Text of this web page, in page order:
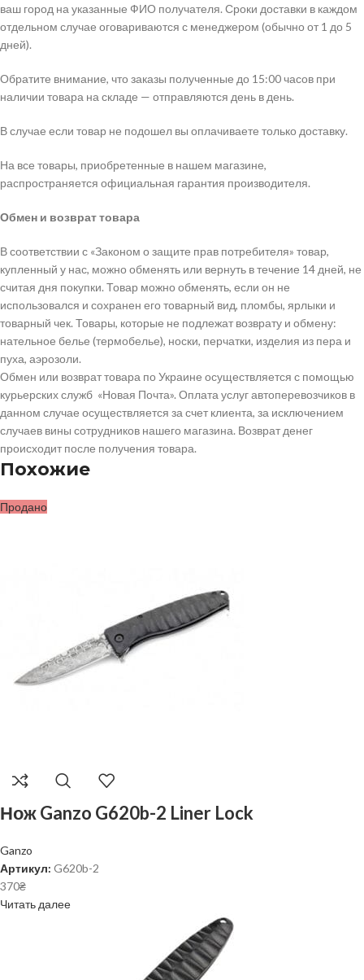
ваш город на указанные ФИО получателя. Сроки доставки в каждом
отдельном случае оговариваются с менеджером (обычно от 1 до 5
дней).
Обратите внимание, что заказы полученные до 15:00 часов при
наличии товара на складе — отправляются день в день.
В случае если товар не подошел вы оплачиваете только доставку.
На все товары, приобретенные в нашем магазине,
распространяется официальная гарантия производителя.
Обмен и возврат товара
В соответствии с «Законом о защите прав потребителя» товар,
купленный у нас, можно обменять или вернуть в течение 14 дней, не
считая дня покупки. Товар можно обменять, если он не
использовался и сохранен его товарный вид, пломбы, ярлыки и
товарный чек. Товары, которые не подлежат возврату и обмену:
нательное белье (термобелье), носки, перчатки, изделия из пера и
пуха, аэрозоли.
Обмен или возврат товара по Украине осуществляется с помощью
курьерских служб «Новая Почта». Оплата услуг автоперевозчиков в
данном случае осуществляется за счет клиента, за исключением
случаев вины сотрудников нашего магазина. Возврат денег
происходит после получения товара.
Похожие
Продано
Нож Ganzo G620b-2 Liner Lock
Ganzo
Артикул: G620b-2
370₴
Читать далее